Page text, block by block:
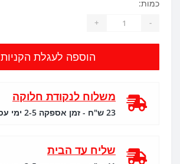
כמות:
-
+
הוספה לעגלת הקניות
משלוח לנקודת חלוקה
23 ש"ח - זמן אספקה 2-5 ימי עסקים
שליח עד הבית